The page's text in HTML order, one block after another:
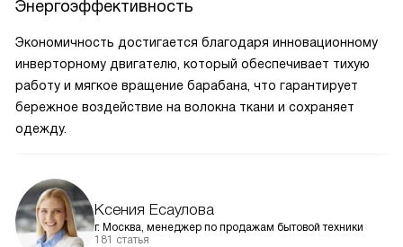
Энергоэффективность
Экономичность достигается благодаря инновационному
инверторному двигателю, который обеспечивает тихую
работу и мягкое вращение барабана, что гарантирует
бережное воздействие на волокна ткани и сохраняет
одежду.
Ксения Есаулова
г. Москва, менеджер по продажам бытовой техники
181 статья